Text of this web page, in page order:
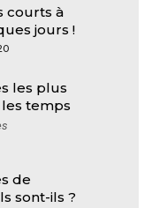
courts à
jours !
les plus
temps
de
sont-ils ?